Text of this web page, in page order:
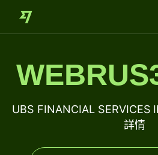
UBS FINANCIAL
詳情